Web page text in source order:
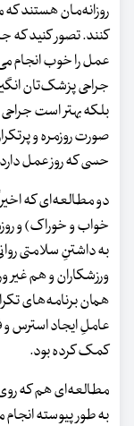
روزانه‌مان هستند
کنند. تصور کنید که
عمل را خوب انجام
جراحی پزشک‌تان
بلکه بهتر است
صورت روزمره و
حسی که روز عمل
دو مطالعه‌ای که
خواب و خوراک) و
به داشتنِ سلامتی
ورزشکاران و هم غیر
همان برنامه‌های
عاملِ ایجاد استرس و
کمک کرده بود.
مطالعه‌ای هم که
به‌ طور پیوسته